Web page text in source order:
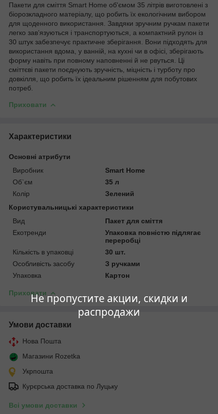
Не пропустите акции, скидки и
распродажи
Пакети для сміття Smart Home об'ємом 35 літрів виготовлені з
біорозкладного матеріалу, що робить їх екологічним вибором
для щоденного використання. Завдяки зручним ручкам пакети
легко зав’язуються і транспортуються, а компактний рулон із
30 штук забезпечує практичне зберігання. Вони підходять для
використання вдома, у ванній, на кухні чи в офісі, зберігають
форму навіть при повному наповненні й не рвуться. Ці
сміттєві пакети поєднують зручність, міцність і турботу про
довкілля, що робить їх ідеальним рішенням для побутових
потреб.
Приховати
Характеристики
Основні атрибути
Виробник
Smart Home
Об`єм
35 л
Колір
Зелений
Користувальницькі характеристики
Вид
Пакет для сміття
Екотренди
Упаковка повністю підлягає
переробці
Кількість в упаковці
30 шт.
Особливість засобу
З ручками
Упаковка
Картон
Приховати
Умови доставки
Нова Пошта
Магазини Rozetka
Укрпошта
Курєрська доставка по Луцьку
Всі умови доставки